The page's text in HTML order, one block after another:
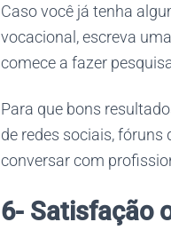
Caso você já tenha
vocacional, escreva
comece a fazer
Para que bons
de redes sociais,
conversar com
6- Satisfação